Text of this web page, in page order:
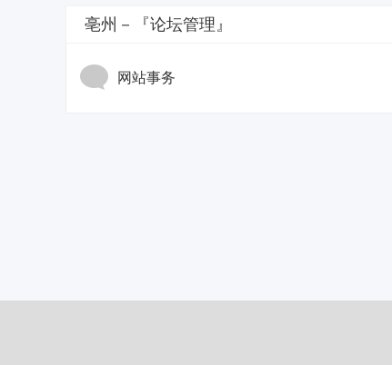
亳州－『论坛管理』
网站事务